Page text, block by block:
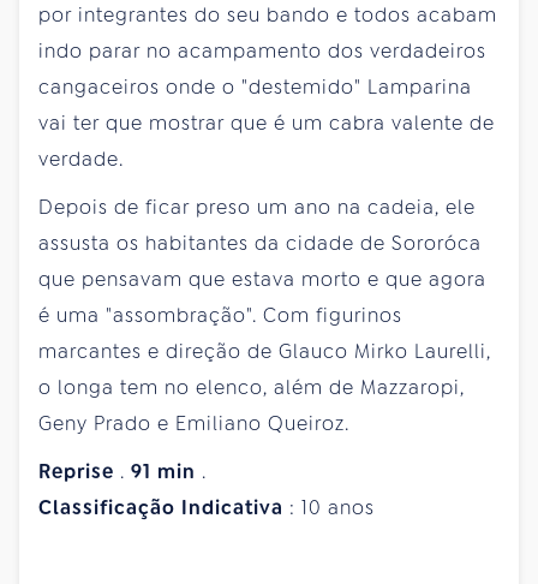
por integrantes do seu bando e todos acabam
indo parar no acampamento dos verdadeiros
cangaceiros onde o "destemido" Lamparina
vai ter que mostrar que é um cabra valente de
verdade.
Depois de ficar preso um ano na cadeia, ele
assusta os habitantes da cidade de Sororóca
que pensavam que estava morto e que agora
é uma "assombração". Com figurinos
marcantes e direção de Glauco Mirko Laurelli,
o longa tem no elenco, além de Mazzaropi,
Geny Prado e Emiliano Queiroz.
Reprise . 91 min .
Classificação Indicativa : 10 anos